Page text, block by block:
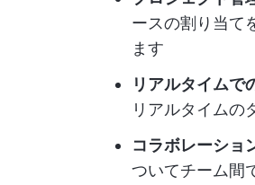
ースの割り当て
ます
リアルタイムで
リアルタイムの
コラボレーショ
ついてチーム間